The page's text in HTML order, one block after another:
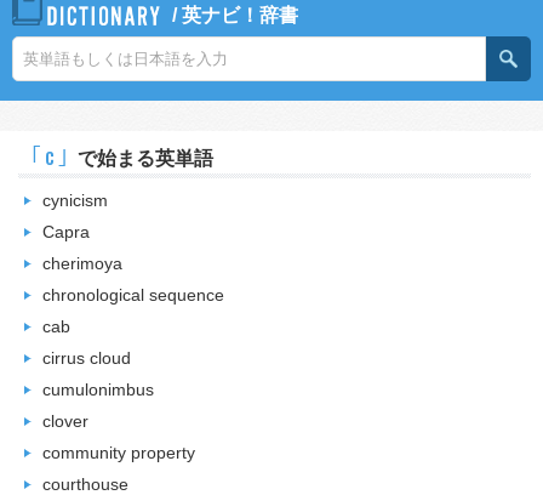
/英ナビ！辞書
｢c｣ で始まる英単語
cynicism
Capra
cherimoya
chronological sequence
cab
cirrus cloud
cumulonimbus
clover
community property
courthouse